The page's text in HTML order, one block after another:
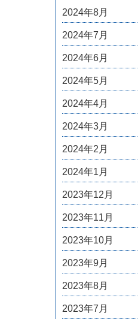
2024年8月
2024年7月
2024年6月
2024年5月
2024年4月
2024年3月
2024年2月
2024年1月
2023年12月
2023年11月
2023年10月
2023年9月
2023年8月
2023年7月